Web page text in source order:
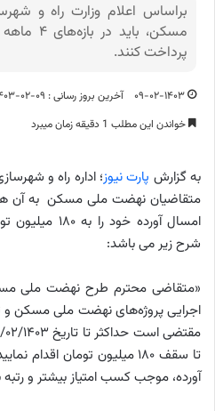
براساس اعلام وزارت راه و
پرداخت کنند.
۰۹-۰۲-۱۴۰۳
آخرین بروز رسانی : ۰۹-۰۲-۱۴۰۳
خواندن این مطلب 1 دقیقه زمان میبرد
به گزارش پارت نیوز؛ اداره راه و
امسال آورده
شرح زیر می باشد:
«متقاضی محترم طرح نهضت ملی
اجرایی پروژه‌های نهضت ملی مسکن و
تا سقف ۱۸۰ میلیون تومان
آورده، موجب کسب امتیاز بیشتر و رتبه